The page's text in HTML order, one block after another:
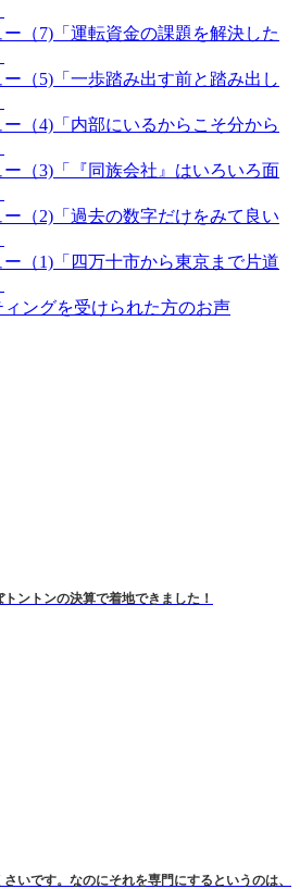
（7)「運転資金の課題を解決した
（5)「一歩踏み出す前と踏み出し
（4)「内部にいるからこそ分から
（3)「『同族会社』はいろいろ面
（2)「過去の数字だけをみて良い
（1)「四万十市から東京まで片道
ングを受けられた方のお声
ントンの決算で着地できました！
いです。なのにそれを専門にするというのは、